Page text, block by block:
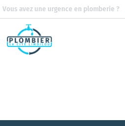
Aller
au
contenu
Vous avez une urgence en plomberie ?